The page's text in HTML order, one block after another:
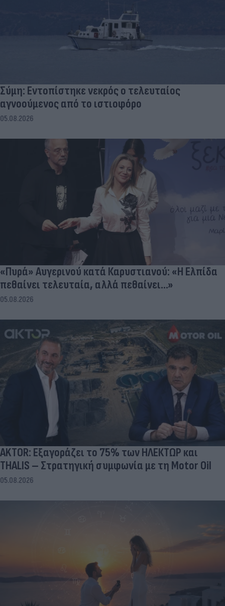
Σύμη: Εντοπίστηκε νεκρός ο τελευταίος
αγνοούμενος από το ιστιοφόρο
05.08.2026
«Πυρά» Αυγερινού κατά Καρυστιανού: «Η Ελπίδα
πεθαίνει τελευταία, αλλά πεθαίνει...»
05.08.2026
AKTOR: Εξαγοράζει το 75% των ΗΛΕΚΤΩΡ και
THALIS – Στρατηγική συμφωνία με τη Motor Oil
05.08.2026